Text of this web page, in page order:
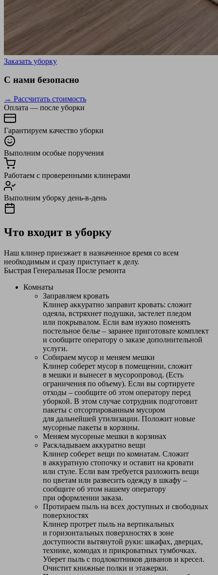
Заказать уборку
С нами безопасно
→ Рассчитать стоимость
Оплата — после уборки
Гарантируем качество уборки
Выполним особые поручения
Работаем с проверенными клинерами
Выполним уборку день-в-день
Что входит в уборку
Наш клинер приезжает в назначенное время со всем
необходимым и сразу приступает к делу.
Быстрая Генеральная После ремонта
Комнаты
Заправляем кровать
Клинер аккуратно заправит кровать: сложит
одеяла, встряхнет подушки, застелет пледом
или покрывалом. Если вам нужно поменять
постельное белье – заранее приготовьте комплект
и сообщите оператору о заказе дополнительной
услуги.
Собираем мусор и меняем мешки
Клинер соберет мусор в помещении, сложит
в мешки и вынесет в мусоропровод. (Есть
ограничения по объему). Если вы сортируете
отходы – сообщите об этом оператору перед
уборкой. В этом случае сотрудник подготовит
пакеты с отсортированным мусором
для дальнейшей утилизации. Положит новые
мусорные пакеты в корзины.
Меняем мусорные мешки в корзинах
Раскладываем аккуратно вещи
Клинер соберет вещи по комнатам. Сложит
в аккуратную стопочку и оставит на кровати
или стуле. Если вам требуется разложить вещи
по цветам или развесить одежду в шкафу –
сообщите об этом нашему оператору
при оформлении заказа.
Протираем пыль на всех доступных и свободных
поверхностях
Клинер протрет пыль на вертикальных
и горизонтальных поверхностях в зоне
доступности вытянутой руки: шкафах, дверцах,
технике, комодах и прикроватных тумбочках.
Уберет пыль с подлокотников диванов и кресел.
Очистит книжные полки и этажерки.